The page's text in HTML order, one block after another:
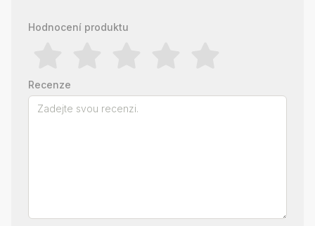
Hodnocení produktu
Recenze